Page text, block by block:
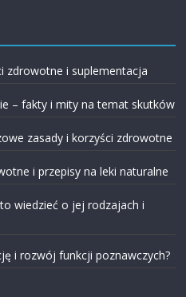
zdrowotne i suplementacja
– fakty i mity na temat skutków
zasady i korzyści zdrowotne
i przepisy na leki naturalne
wiedzieć o jej rodzajach i
i rozwój funkcji poznawczych?